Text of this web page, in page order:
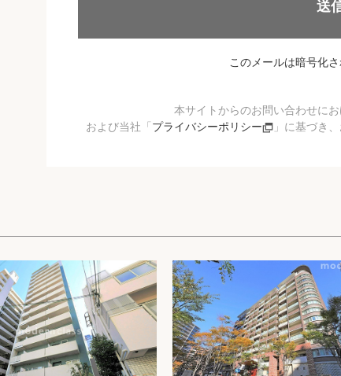
送
このメールは暗号化
本サイトからのお問い合わせに
および当社「プライバシーポリシー 」に基づき